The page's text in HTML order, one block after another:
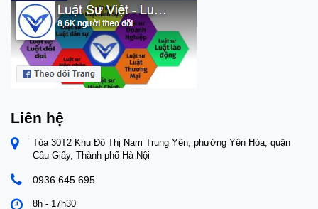
Liên hệ
Tòa 30T2 Khu Đô Thị Nam Trung Yên, phường Yên Hòa, quận
Cầu Giấy, Thành phố Hà Nội
0936 645 695
8h - 17h30